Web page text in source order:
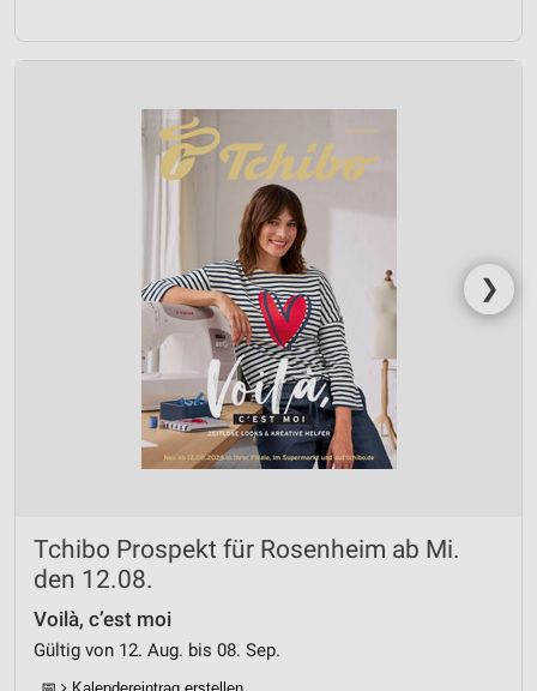
❯
Tchibo Prospekt für Rosenheim ab Mi.
den 12.08.
Voilà, c’est moi
Gültig von 12. Aug. bis 08. Sep.